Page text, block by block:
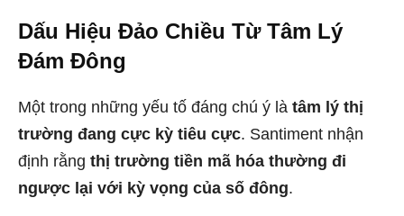
Dấu Hiệu Đảo Chiều Từ Tâm Lý
Đám Đông
Một trong những yếu tố đáng chú ý là tâm lý thị
trường đang cực kỳ tiêu cực. Santiment nhận
định rằng thị trường tiền mã hóa thường đi
ngược lại với kỳ vọng của số đông.